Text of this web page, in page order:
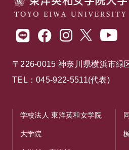
〒226-0015 神奈川県横浜市緑
TEL：045-922-5511(代表)
学校法人 東洋英和女学院
大学院